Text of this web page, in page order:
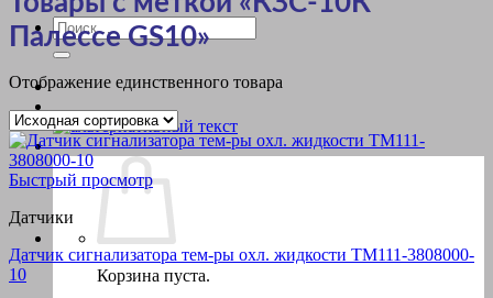
Искать:
Корзина пуста.
Палессе GS10»
Отображение единственного товара
Быстрый просмотр
Датчики
Датчик сигнализатора тем-ры охл. жидкости ТМ111-3808000-
10